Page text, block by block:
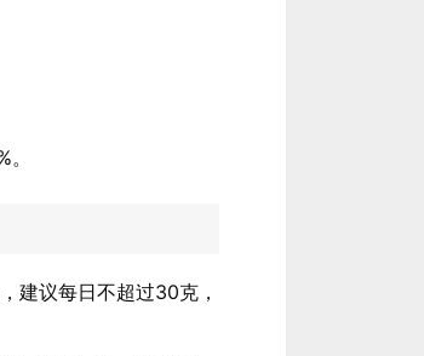
建议每日不超过30克，